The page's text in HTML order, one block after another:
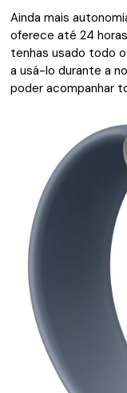
Ainda mais
oferece até 24
tenhas usado todo
a usá-lo durante a
poder acompanhar